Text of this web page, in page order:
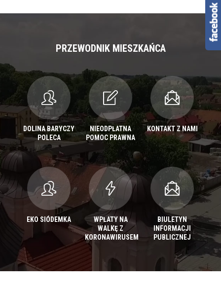
PRZEWODNIK MIESZKAŃCA
DOLINA BARYCZY
POLECA
NIEODPŁATNA
POMOC PRAWNA
KONTAKT Z NAMI
EKO SIÓDEMKA
WPŁATY NA
WALKĘ Z
KORONAWIRUSEM
BIULETYN
INFORMACJI
PUBLICZNEJ